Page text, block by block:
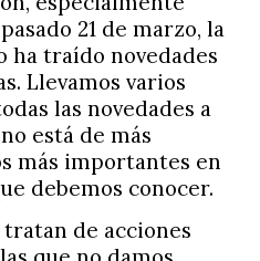
21 de marzo, la
ha traído novedades
Llevamos varios
las novedades a
está de más
más importantes en
debemos conocer.
tratan de acciones